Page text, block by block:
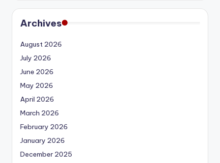
Archives
August 2026
July 2026
June 2026
May 2026
April 2026
March 2026
February 2026
January 2026
December 2025